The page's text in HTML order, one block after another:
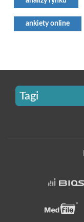
ankiety online
Tagi